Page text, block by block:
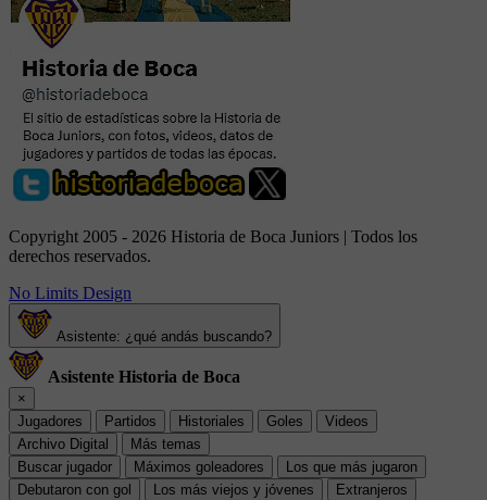
Copyright 2005 - 2026 Historia de Boca Juniors | Todos los
derechos reservados.
No Limits Design
Asistente: ¿qué andás buscando?
Asistente Historia de Boca
×
Jugadores
Partidos Historiales Goles
Videos
Archivo Digital
Más temas
Buscar jugador
Máximos goleadores
Los que más jugaron
Debutaron con gol
Los más viejos y jóvenes
Extranjeros